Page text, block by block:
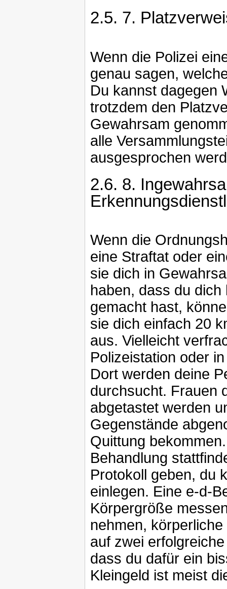
2.5. 7.
Wenn die Polizei
genau sagen,
Du kannst dagegen
trotzdem den
Gewahrsam
alle
ausgesprochen
2.6. 8.
Wenn die
eine Straftat oder
sie dich in
haben, dass du
gemacht hast,
sie dich einfach 20
aus. Vielleicht
Polizeistation oder
Dort werden deine
durchsucht. Frauen
abgetastet werden
Gegenstände
Quittung
Behandlung
Protokoll geben, du
einlegen. Eine e-d-
Körpergröße
nehmen,
auf zwei
dass du dafür ein
Kleingeld ist meist